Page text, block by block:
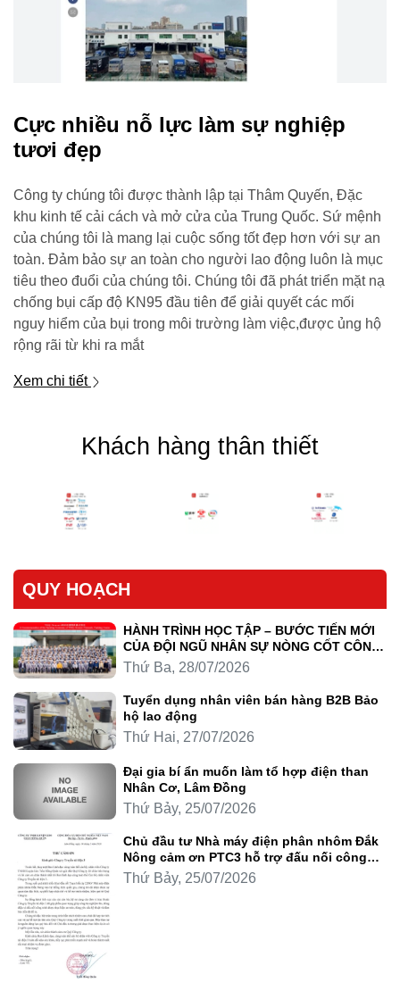
Cực nhiều nỗ lực làm sự nghiệp
tươi đẹp
Công ty chúng tôi được thành lập tại Thâm Quyến, Đặc
khu kinh tế cải cách và mở cửa của Trung Quốc. Sứ mệnh
của chúng tôi là mang lại cuộc sống tốt đẹp hơn với sự an
toàn. Đảm bảo sự an toàn cho người lao động luôn là mục
tiêu theo đuổi của chúng tôi. Chúng tôi đã phát triển mặt nạ
chống bụi cấp độ KN95 đầu tiên để giải quyết các mối
nguy hiểm của bụi trong môi trường làm việc,được ủng hộ
rộng rãi từ khi ra mắt
Xem chi tiết
Khách hàng thân thiết
QUY HOẠCH
HÀNH TRÌNH HỌC TẬP – BƯỚC TIẾN MỚI
CỦA ĐỘI NGŨ NHÂN SỰ NÒNG CỐT CÔNG
TY LUYỆN KIM TRẦN HỒNG QUÂN
Thứ Ba, 28/07/2026
Tuyển dụng nhân viên bán hàng B2B Bảo
hộ lao động
Thứ Hai, 27/07/2026
Đại gia bí ẩn muốn làm tổ hợp điện than
Nhân Cơ, Lâm Đồng
Thứ Bảy, 25/07/2026
Chủ đầu tư Nhà máy điện phân nhôm Đắk
Nông cảm ơn PTC3 hỗ trợ đấu nối công
trình
Thứ Bảy, 25/07/2026